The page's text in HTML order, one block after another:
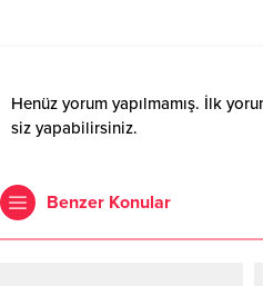
Henüz yorum yapılmamış. İlk
siz yapabilirsiniz.
Benzer Konular